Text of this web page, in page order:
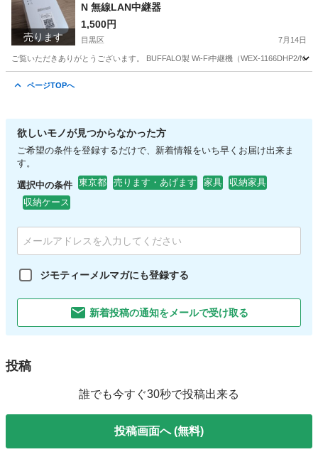
売ります
N 無線LAN中継器
1,500円
目黒区 7月14日
ご覧いただきありがとうございます。 BUFFALO製 Wi-Fi中継機（WEX-1166DHP2/N
ページTOPへ
欲しいモノが見つからなかった方
ご希望の条件を登録するだけで、新着情報をいち早くお届け出来ま
す。
選択中の条件 東京都 売ります・あげます 家具
収納家具
収納ケース
ジモティーメルマガにも登録する
新着投稿の通知をメールで受け取る
投稿
誰でも今すぐ30秒で投稿出来る
投稿画面へ (無料)